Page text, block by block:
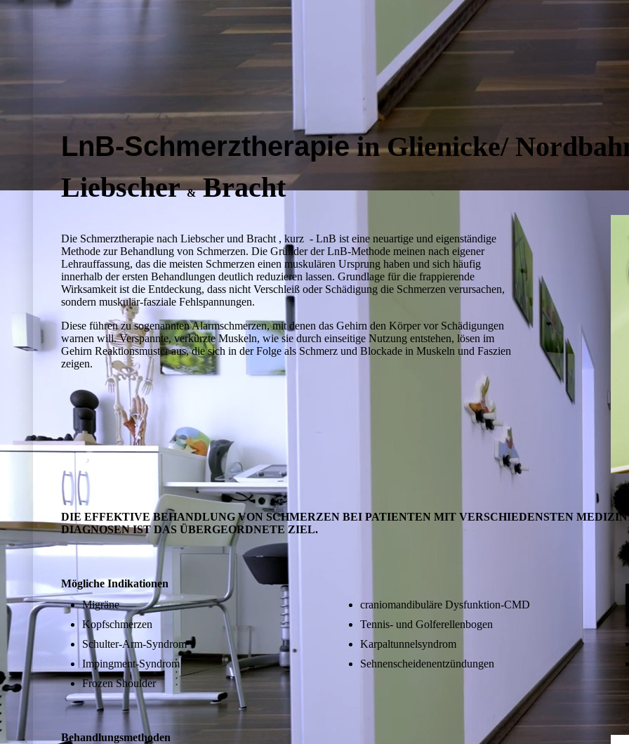
LnB-Schmerz­therapiein Glienicke/
Liebscher&Bracht
Die Schmerztherapie nach Liebscher und Bracht , kurz - LnB ist eine neuartige und eigen­ständige
Methode zur Behandlung von Schmerzen. Die Gründer der LnB-Methode meinen nach eigener
Lehrauffassung, das die meisten Schmerzen einen muskulären Ursprung haben und sich häufig
innerhalb der ersten Behandlungen deutlich reduzieren lassen. Grundlage für die frappierende
Wirksamkeit ist die Entdeckung, dass nicht Verschleiß oder Schädigung die Schmerzen verursachen,
sondern muskulär-fasziale Fehlspannungen.
Diese führen zu sogenannten Alarmschmerzen, mit denen das Gehirn den Körper vor Schädigungen
warnen will. Verspannte, verkürzte Muskeln, wie sie durch einseitige Nutzung entstehen, lösen im
Gehirn Reaktionsmuster aus, die sich in der Folge als Schmerz und Blockade in Muskeln und Faszien
zeigen.
DIE EFFEKTIVE BEHANDLUNG VON SCHMERZEN BEI PATIENTEN MIT VERSCHIEDENSTEN
DIAGNOSEN IST DAS ÜBERGEORDNETE ZIEL.
Mögliche Indikationen
Migräne
Kopfschmerzen
Schulter-Arm-Syndrom
Impingment-Syndrom
Frozen Shoulder
craniomandibuläre Dysfunktion-CMD
Tennis- und Golferellenbogen
Karpaltunnelsyndrom
Sehnenscheidenentzündungen
Behandlungsmethoden